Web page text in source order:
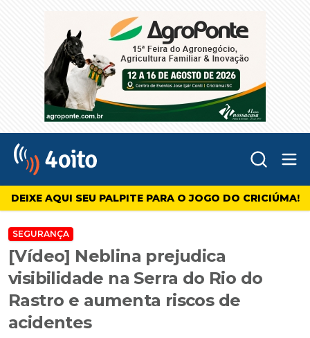
4oito
DEIXE AQUI SEU PALPITE PARA O JOGO DO CRICIÚMA!
SEGURANÇA
[Vídeo] Neblina prejudica
visibilidade na Serra do Rio do
Rastro e aumenta riscos de
acidentes